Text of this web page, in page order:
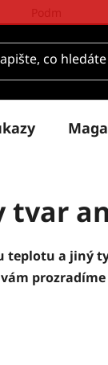
tvar
a jiný